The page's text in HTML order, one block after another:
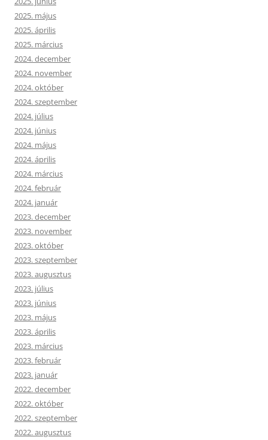
2025. május
2025. április
2025. március
2024. december
2024. november
2024. október
2024. szeptember
2024. július
2024. június
2024. május
2024. április
2024. március
2024. február
2024. január
2023. december
2023. november
2023. október
2023. szeptember
2023. augusztus
2023. július
2023. június
2023. május
2023. április
2023. március
2023. február
2023. január
2022. december
2022. október
2022. szeptember
2022. augusztus